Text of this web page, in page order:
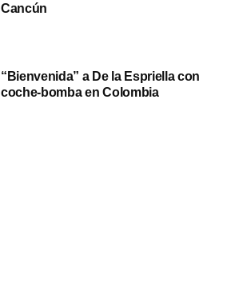
Cancún
“Bienvenida” a De la Espriella con
coche-bomba en Colombia